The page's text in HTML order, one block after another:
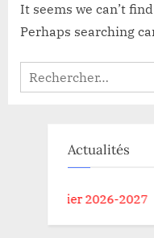
It seems we can’t
Perhaps searching
Rechercher :
Actualités
bachelier 2026-2027